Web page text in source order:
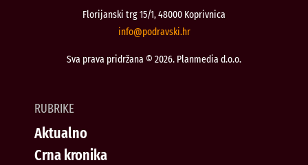
Florijanski trg 15/1, 48000 Koprivnica
rh.iksvardop
@ofni
Sva prava pridržana © 2026. Planmedia d.o.o.
RUBRIKE
Aktualno
Crna kronika